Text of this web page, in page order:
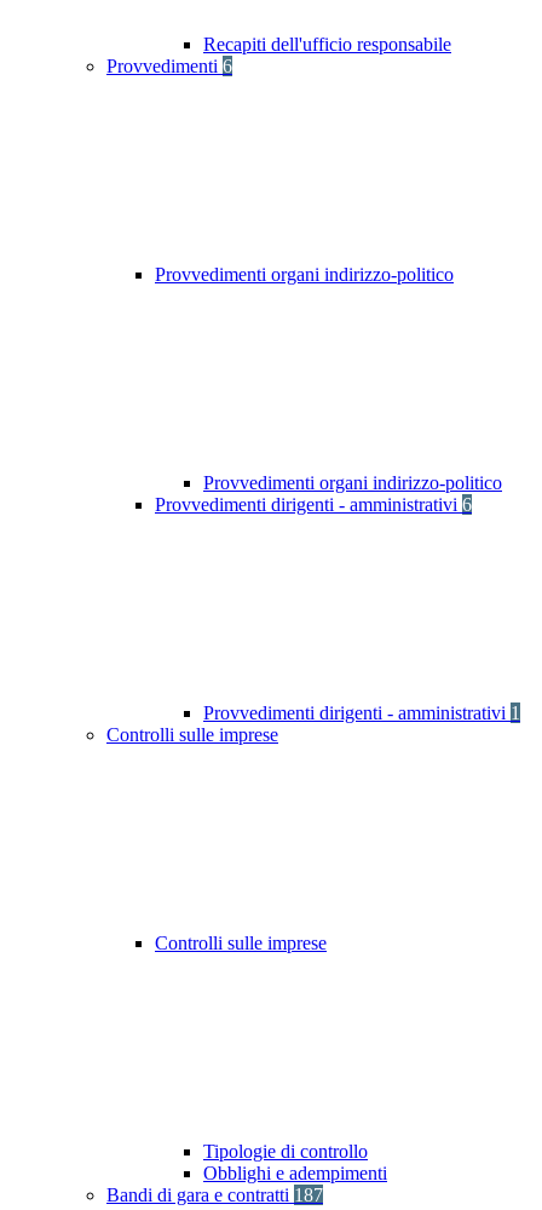
Recapiti dell'ufficio responsabile
Provvedimenti 6
Provvedimenti organi indirizzo-politico
Provvedimenti organi indirizzo-politico
Provvedimenti dirigenti - amministrativi 6
Provvedimenti dirigenti - amministrativi 1
Controlli sulle imprese
Controlli sulle imprese
Tipologie di controllo
Obblighi e adempimenti
Bandi di gara e contratti 187